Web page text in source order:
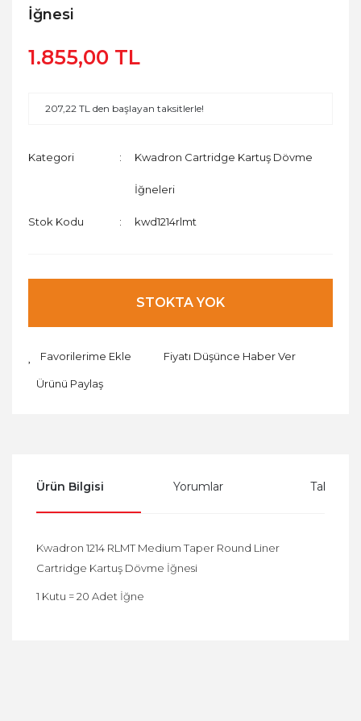
İğnesi
1.855,00 TL
207,22 TL den başlayan taksitlerle!
Kategori Kwadron Cartridge Kartuş Dövme
İğneleri
Stok Kodu kwd1214rlmt
STOKTA YOK
Fiyatı Düşünce Haber Ver
Ürünü Paylaş
Ürün Bilgisi Yorumlar Taksit
Kwadron 1214 RLMT Medium Taper Round Liner
Cartridge Kartuş Dövme İğnesi
1 Kutu = 20 Adet İğne